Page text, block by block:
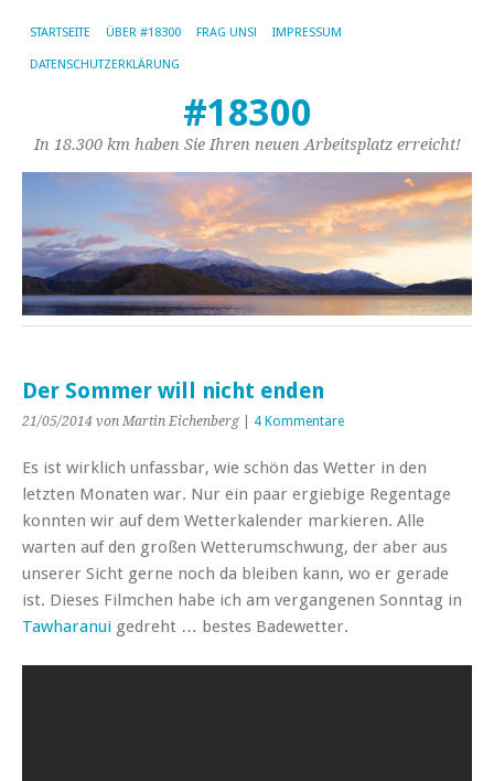
STARTSEITE ÜBER #18300 FRAG UNS! IMPRESSUM
DATENSCHUTZERKLÄRUNG
#18300
In 18.300 km haben Sie Ihren neuen Arbeitsplatz erreicht!
Der Sommer will nicht enden
21/05/2014 von Martin Eichenberg 4 Kommentare
Es ist wirklich unfassbar, wie schön das Wetter in den
letzten Monaten war. Nur ein paar ergiebige Regentage
konnten wir auf dem Wetterkalender markieren. Alle
warten auf den großen Wetterumschwung, der aber aus
unserer Sicht gerne noch da bleiben kann, wo er gerade
ist. Dieses Filmchen habe ich am vergangenen Sonntag in
Tawharanui gedreht … bestes Badewetter.